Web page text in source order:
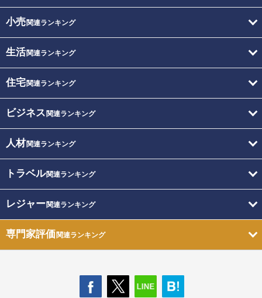
小売関連ランキング
生活関連ランキング
住宅関連ランキング
ビジネス 関連ランキング
人材関連ランキング
トラベル関連ランキング
レジャー関連ランキング
専門家評価関連ランキング